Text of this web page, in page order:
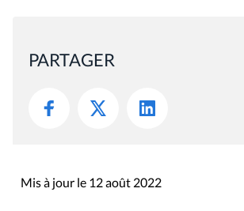
PARTAGER
Mis à jour le 12 août 2022